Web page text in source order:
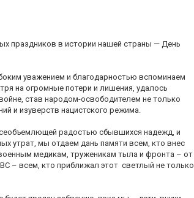
праздников в истории нашей страны — День
уважением и благодарностью вспоминаем
на огромные потери и лишения, удалось
став народом-освободителем не только
и изуверств нацистского режима.
радостью сбывшихся надежд, и
утрат, мы отдаем дань памяти всем, кто внес
медикам, труженикам тыла и фронта – от
– всем, кто приближал этот светлый не только